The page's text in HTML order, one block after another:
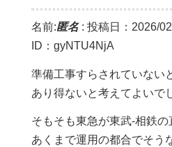
名前:匿名: 投稿日：2026/
ID：gyNTU4NjA
準備工事すらされていない
あり得ないと考えてよいで
そもそも東急が東武-相鉄
あくまで運用の都合でそう